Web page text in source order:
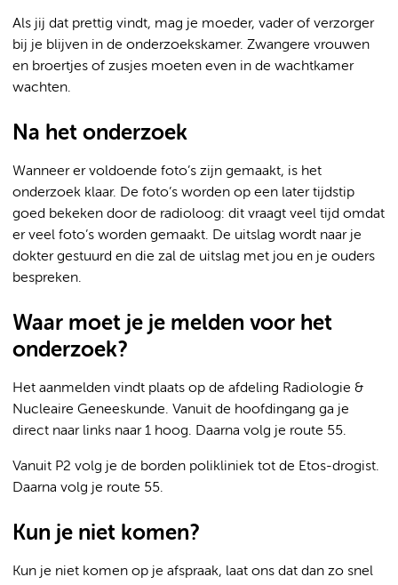
Als jij dat prettig vindt, mag je moeder, vader of verzorger
bij je blijven in de onderzoekskamer. Zwangere vrouwen
en broertjes of zusjes moeten even in de wachtkamer
wachten.
Na het onderzoek
Wanneer er voldoende foto’s zijn gemaakt, is het
onderzoek klaar. De foto’s worden op een later tijdstip
goed bekeken door de radioloog: dit vraagt veel tijd omdat
er veel foto’s worden gemaakt. De uitslag wordt naar je
dokter gestuurd en die zal de uitslag met jou en je ouders
bespreken.
Waar moet je je melden voor het
onderzoek?
Het aanmelden vindt plaats op de afdeling Radiologie &
Nucleaire Geneeskunde. Vanuit de hoofdingang ga je
direct naar links naar 1 hoog. Daarna volg je route 55.
Vanuit P2 volg je de borden polikliniek tot de Etos-drogist.
Daarna volg je route 55.
Kun je niet komen?
Kun je niet komen op je afspraak, laat ons dat dan zo snel